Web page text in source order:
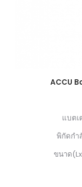
ACCU
แบตเ
พิกัดกำ
ขนาด